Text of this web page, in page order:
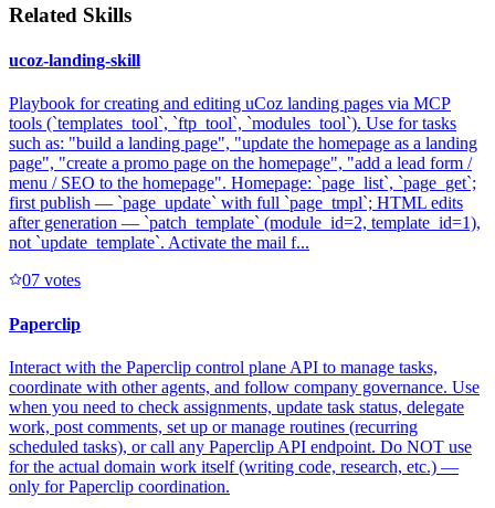
Related Skills
ucoz-landing-skill
Playbook for creating and editing uCoz landing pages via MCP
tools (`templates_tool`, `ftp_tool`, `modules_tool`). Use for tasks
such as: "build a landing page", "update the homepage as a landing
page", "create a promo page on the homepage", "add a lead form /
menu / SEO to the homepage". Homepage: `page_list`, `page_get`;
first publish — `page_update` with full `page_tmpl`; HTML edits
after generation — `patch_template` (module_id=2, template_id=1),
not `update_template`. Activate the mail f...
07 votes
Paperclip
Interact with the Paperclip control plane API to manage tasks,
coordinate with other agents, and follow company governance. Use
when you need to check assignments, update task status, delegate
work, post comments, set up or manage routines (recurring
scheduled tasks), or call any Paperclip API endpoint. Do NOT use
for the actual domain work itself (writing code, research, etc.) —
only for Paperclip coordination.